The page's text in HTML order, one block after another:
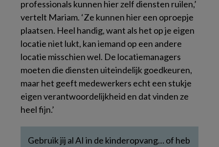
professionals kunnen hier zelf diensten ruilen,’
vertelt Mariam. ‘Ze kunnen hier een oproepje
plaatsen. Heel handig, want als het op je eigen
locatie niet lukt, kan iemand op een andere
locatie misschien wel. De locatiemanagers
moeten die diensten uiteindelijk goedkeuren,
maar het geeft medewerkers echt een stukje
eigen verantwoordelijkheid en dat vinden ze
heel fijn.’
Gebruik jij al AI in de kinderopvang… of heb